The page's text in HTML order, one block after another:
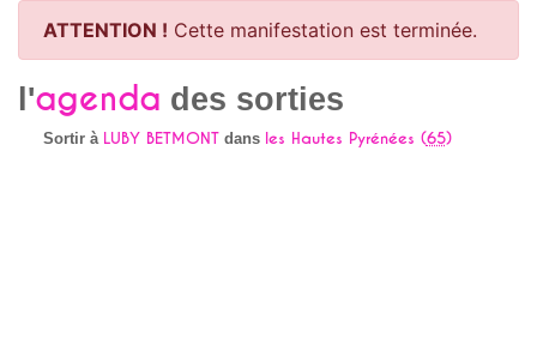
ATTENTION ! Cette manifestation est terminée.
l'agenda des sorties
Sortir à LUBY BETMONTdans les Hautes Pyrénées (65)